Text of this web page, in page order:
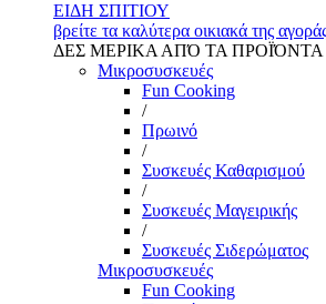
ΕΙΔΗ ΣΠΙΤΙΟΥ
βρείτε τα καλύτερα οικιακά της
ΔΕΣ ΜΕΡΙΚΑ ΑΠΌ ΤΑ ΠΡΟΪΌΝΤΑ
Μικροσυσκευές
Fun Cooking
/
Πρωινό
/
Συσκευές Καθαρισμού
/
Συσκευές Μαγειρικής
/
Συσκευές Σιδερώματος
Μικροσυσκευές
Fun Cooking